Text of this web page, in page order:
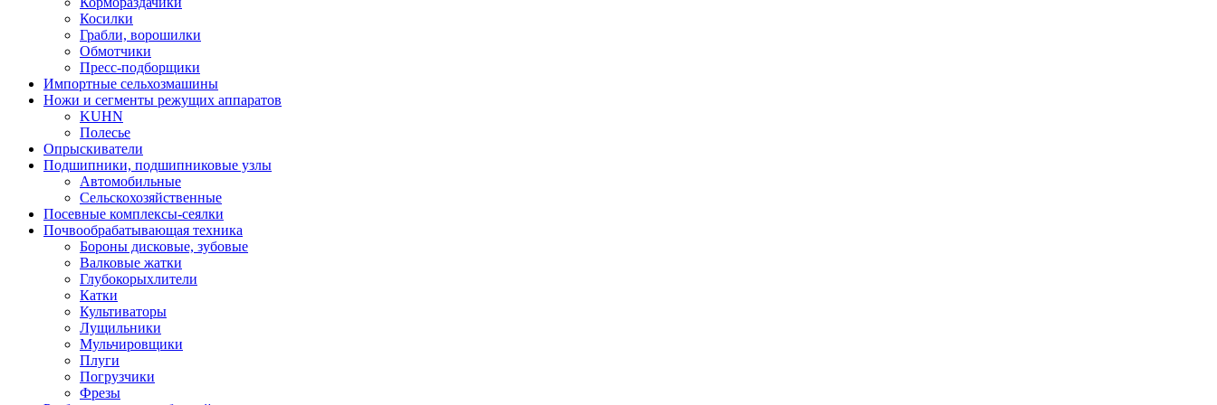
Косилки
Грабли, ворошилки
Обмотчики
Пресс-подборщики
Импортные сельхозмашины
Ножи и сегменты режущих аппаратов
KUHN
Полесье
Опрыскиватели
Подшипники, подшипниковые узлы
Автомобильные
Сельскохозяйственные
Посевные комплексы-сеялки
Почвообрабатывающая техника
Бороны дисковые, зубовые
Валковые жатки
Глубокорыхлители
Катки
Культиваторы
Лущильники
Мульчировщики
Плуги
Погрузчики
Фрезы